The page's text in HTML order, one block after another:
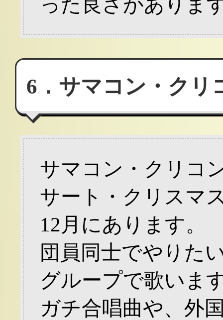
6．サマコン・クリ
サマコン・クリコ
サート・クリスマ
12月にあります。
団員同士でやりた
グループで歌いま
ガチ合唱曲や、外